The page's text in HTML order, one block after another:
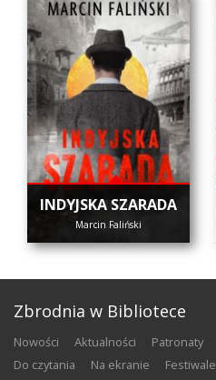
INDYJSKA SZARADA
Marcin Faliński
Zbrodnia w Bibliotece
nowości aktualności patronaty
do czytania
na ekranie festiwale